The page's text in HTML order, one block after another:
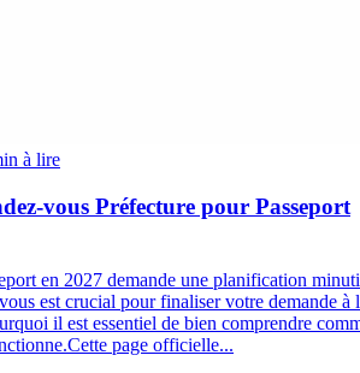
à lire
vous Préfecture pour Passeport
en 2027 demande une planification
est crucial pour finaliser votre demande à
il est essentiel de bien comprendre
page officielle...